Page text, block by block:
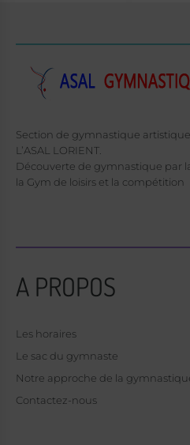
Section de gymnastique
L’ASAL LORIENT.
Découverte de gymnastique par
la Gym de loisirs et la compétition
A PROPOS
Les horaires
Le sac du gymnaste
Notre approche de la
Contactez-nous